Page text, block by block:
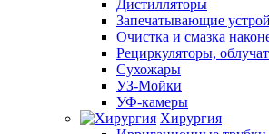
Дистилляторы
Запечатывающие
Очистка и смазка
Рециркуляторы,
Сухожары
УЗ-Мойки
УФ-камеры
Хирургия